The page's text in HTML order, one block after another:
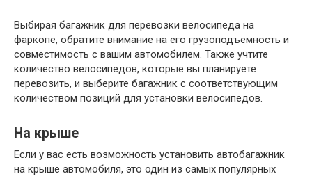
Выбирая багажник для перевозки велосипеда на
фаркопе, обратите внимание на его грузоподъемность и
совместимость с вашим автомобилем. Также учтите
количество велосипедов, которые вы планируете
перевозить, и выберите багажник с соответствующим
количеством позиций для установки велосипедов.
На крыше
Если у вас есть возможность установить автобагажник
на крыше автомобиля, это один из самых популярных